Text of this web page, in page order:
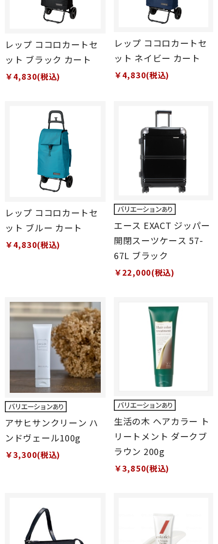
レップ ココロカートセ
ット ブラック カート
￥4,830(税込)
レップ ココロカートセ
ット ネイビー カート
￥4,830(税込)
レップ ココロカートセ
ット ブルー カート
￥4,830(税込)
エース EXACT ジッパー
開閉スーツケース 57-
67L ブラック
￥22,000(税込)
アサヒサンクリーン ハ
ンドヴェール100g
￥3,300(税込)
生活の木 ヘアカラー ト
リートメント ダークブ
ラウン 200g
￥3,850(税込)